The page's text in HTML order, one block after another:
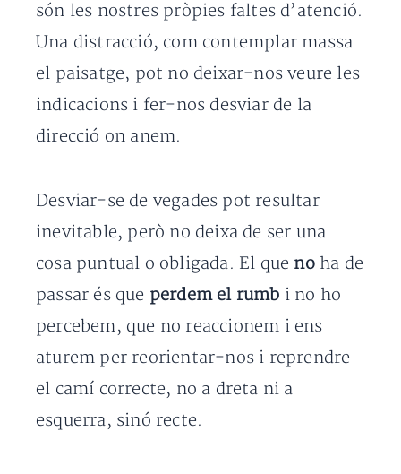
són les nostres pròpies faltes d’atenció.
Una distracció, com contemplar massa
el paisatge, pot no deixar-nos veure les
indicacions i fer-nos desviar de la
direcció on anem.
Desviar-se de vegades pot resultar
inevitable, però no deixa de ser una
cosa puntual o obligada. El que no ha de
passar és que perdem el rumb i no ho
percebem, que no reaccionem i ens
aturem per reorientar-nos i reprendre
el camí correcte, no a dreta ni a
esquerra, sinó recte.